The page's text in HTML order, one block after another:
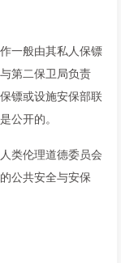
一般由其私人保镖
第二保卫局负责
镖或设施安保部联
公开的。
类伦理道德委员会
公共安全与安保